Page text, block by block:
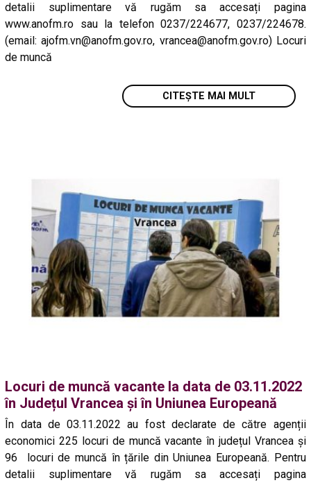
detalii suplimentare vă rugăm sa accesați pagina
www.anofm.ro sau la telefon 0237/224677, 0237/224678.
(email: ajofm.vn@anofm.gov.ro, vrancea@anofm.gov.ro) Locuri
de muncă
CITEȘTE MAI MULT
Locuri de muncă vacante la data de 03.11.2022
în Județul Vrancea și în Uniunea Europeană
În data de 03.11.2022 au fost declarate de către agenții
economici 225 locuri de muncă vacante în județul Vrancea și
96 locuri de muncă în țările din Uniunea Europeană. Pentru
detalii suplimentare vă rugăm sa accesați pagina